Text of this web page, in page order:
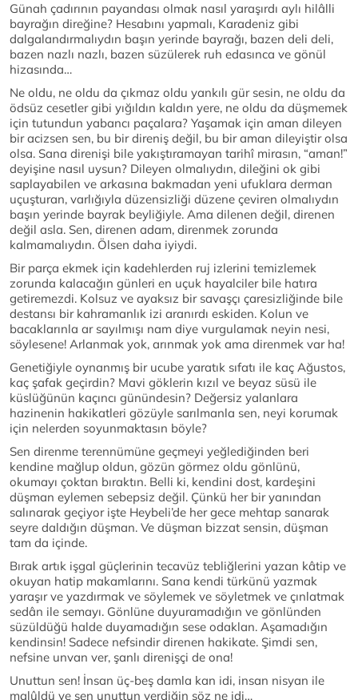
Günah çadırının payandası olmak nasıl yaraşırdı aylı hilâlli
bayrağın direğine? Hesabını yapmalı, Karadeniz gibi
dalgalandırmalıydın başın yerinde bayrağı, bazen deli deli,
bazen nazlı nazlı, bazen süzülerek ruh edasınca ve gönül
hizasında…
Ne oldu, ne oldu da çıkmaz oldu yankılı gür sesin, ne oldu da
ödsüz cesetler gibi yığıldın kaldın yere, ne oldu da düşmemek
için tutundun yabancı paçalara? Yaşamak için aman dileyen
bir acizsen sen, bu bir direniş değil, bu bir aman dileyiştir olsa
olsa. Sana direnişi bile yakıştıramayan tarihî mirasın, “aman!”
deyişine nasıl uysun? Dileyen olmalıydın, dileğini ok gibi
saplayabilen ve arkasına bakmadan yeni ufuklara derman
uçuşturan, varlığıyla düzensizliği düzene çeviren olmalıydın
başın yerinde bayrak beyliğiyle. Ama dilenen değil, direnen
değil asla. Sen, direnen adam, direnmek zorunda
kalmamalıydın. Ölsen daha iyiydi.
Bir parça ekmek için kadehlerden ruj izlerini temizlemek
zorunda kalacağın günleri en uçuk hayalciler bile hatıra
getiremezdi. Kolsuz ve ayaksız bir savaşçı çaresizliğinde bile
destansı bir kahramanlık izi aranırdı eskiden. Kolun ve
bacaklarınla ar sayılmışı nam diye vurgulamak neyin nesi,
söylesene! Arlanmak yok, arınmak yok ama direnmek var ha!
Genetiğiyle oynanmış bir ucube yaratık sıfatı ile kaç Ağustos,
kaç şafak geçirdin? Mavi göklerin kızıl ve beyaz süsü ile
küslüğünün kaçıncı günündesin? Değersiz yalanlara
hazinenin hakikatleri gözüyle sarılmanla sen, neyi korumak
için nelerden soyunmaktasın böyle?
Sen direnme terennümüne geçmeyi yeğlediğinden beri
kendine mağlup oldun, gözün görmez oldu gönlünü,
okumayı çoktan bıraktın. Belli ki, kendini dost, kardeşini
düşman eylemen sebepsiz değil. Çünkü her bir yanından
salınarak geçiyor işte Heybeli’de her gece mehtap sanarak
seyre daldığın düşman. Ve düşman bizzat sensin, düşman
tam da içinde.
Bırak artık işgal güçlerinin tecavüz tebliğlerini yazan kâtip ve
okuyan hatip makamlarını. Sana kendi türkünü yazmak
yaraşır ve yazdırmak ve söylemek ve söyletmek ve çınlatmak
sedân ile semayı. Gönlüne duyuramadığın ve gönlünden
süzüldüğü halde duyamadığın sese odaklan. Aşamadığın
kendinsin! Sadece nefsindir direnen hakikate. Şimdi sen,
nefsine unvan ver, şanlı direnişçi de ona!
Unuttun sen! İnsan üç-beş damla kan idi, insan nisyan ile
malûldü ve sen unuttun verdiğin söz ne idi…